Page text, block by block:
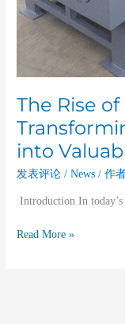
The Rise
into
发表评论 /News / 作者
Introduction In
Read More »